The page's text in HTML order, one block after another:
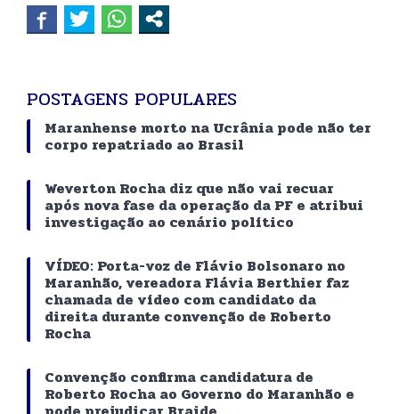
POSTAGENS POPULARES
Maranhense morto na Ucrânia pode não ter
corpo repatriado ao Brasil
Weverton Rocha diz que não vai recuar
após nova fase da operação da PF e atribui
investigação ao cenário político
VÍDEO: Porta-voz de Flávio Bolsonaro no
Maranhão, vereadora Flávia Berthier faz
chamada de vídeo com candidato da
direita durante convenção de Roberto
Rocha
Convenção confirma candidatura de
Roberto Rocha ao Governo do Maranhão e